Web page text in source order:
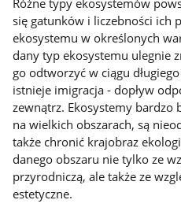
Różne typy ekosystemów
się gatunków i liczebności ich
ekosystemu w określonych
dany typ ekosystemu ulegnie
go odtworzyć w ciągu
istnieje imigracja - dopływ
zewnątrz. Ekosystemy bardzo
na wielkich obszarach, są
także chronić krajobraz
danego obszaru nie tylko ze
przyrodniczą, ale także ze
estetyczne.